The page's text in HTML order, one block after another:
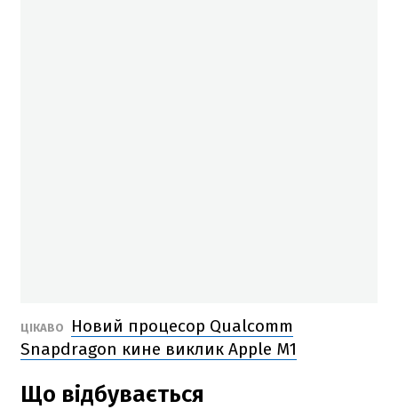
ЦІКАВО
Новий процесор Qualcomm
Snapdragon кине виклик Apple M1
Що відбувається